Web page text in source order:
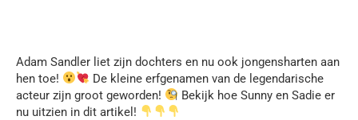
Adam Sandler liet zijn dochters en nu ook jongensharten aan
hen toe!
De kleine erfgenamen van de legendarische
acteur zijn groot geworden!
Bekijk hoe Sunny en Sadie er
nu uitzien in dit artikel!